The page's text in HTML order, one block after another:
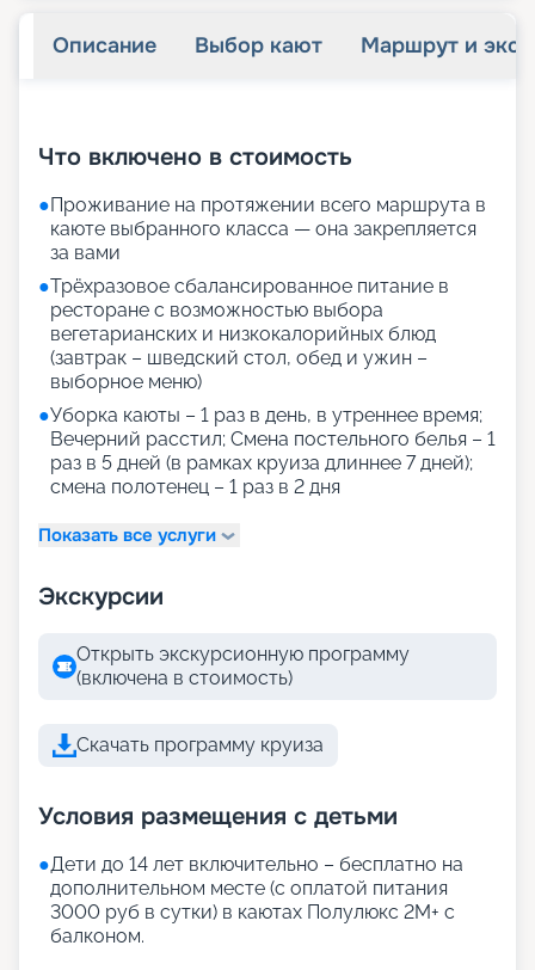
Описание Выбор кают Маршрут и
Что включено в стоимость
●Проживание на протяжении всего маршрута в
каюте выбранного класса — она закрепляется
за вами
●Трёхразовое сбалансированное питание в
ресторане с возможностью выбора
вегетарианских и низкокалорийных блюд
(завтрак – шведский стол, обед и ужин –
выборное меню)
●Уборка каюты – 1 раз в день, в утреннее время;
Вечерний расстил; Смена постельного белья – 1
раз в 5 дней (в рамках круиза длиннее 7 дней);
смена полотенец – 1 раз в 2 дня
Показать все услуги
Экскурсии
Открыть экскурсионную программу
(включена в стоимость)
Скачать программу круиза
Условия размещения с детьми
●Дети до 14 лет включительно – бесплатно на
дополнительном месте (с оплатой питания
3000 руб в сутки) в каютах Полулюкс 2М+ с
балконом.